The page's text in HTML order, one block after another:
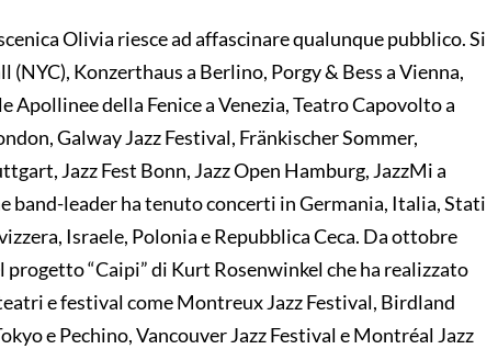
Olivia riesce ad affascinare qualunque pubblico. Si
(NYC), Konzerthaus a Berlino, Porgy & Bess a Vienna,
della Fenice a Venezia, Teatro Capovolto a
Galway Jazz Festival, Fränkischer Sommer,
Jazz Fest Bonn, Jazz Open Hamburg, JazzMi a
band-leader ha tenuto concerti in Germania, Italia, Stati
Israele, Polonia e Repubblica Ceca. Da ottobre
“Caipi” di Kurt Rosenwinkel che ha realizzato
e festival come Montreux Jazz Festival, Birdland
e Pechino, Vancouver Jazz Festival e Montréal Jazz